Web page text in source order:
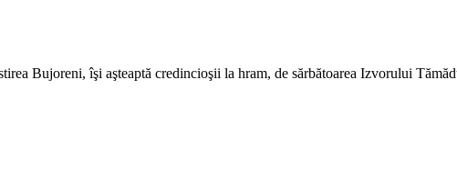
Bujoreni, îşi aşteaptă credincioşii la hram, de sărbătoarea Izvorului